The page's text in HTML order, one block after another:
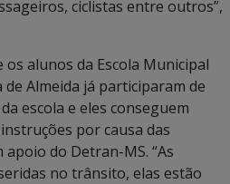
ciclistas entre outros”,
alunos da Escola Municipal
de Almeida já participaram de
escola e eles conseguem
por causa das
do Detran-MS. “As
no trânsito, elas estão